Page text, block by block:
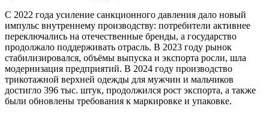
С 2022 года усиление санкционного давления дало новый
импульс внутреннему производству: потребители активнее
переключались на отечественные бренды, а государство
продолжало поддерживать отрасль. В 2023 году рынок
стабилизировался, объёмы выпуска и экспорта росли, шла
модернизация предприятий. В 2024 году производство
трикотажной верхней одежды для мужчин и мальчиков
достигло 396 тыс. штук, продолжился рост экспорта, а также
были обновлены требования к маркировке и упаковке.